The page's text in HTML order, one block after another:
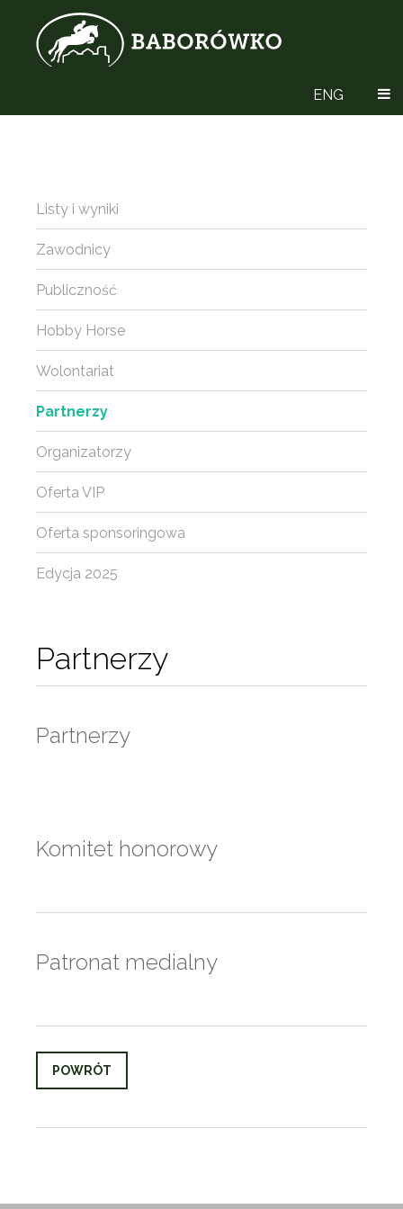
ENG
Partnerzy
Partnerzy
Komitet honorowy
Patronat medialny
POWRÓT
Listy i wyniki
Zawodnicy
Publiczność
Hobby Horse
Wolontariat
Partnerzy
Organizatorzy
Oferta VIP
Oferta sponsoringowa
Edycja 2025